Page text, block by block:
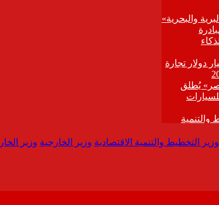
وزير التخطيط والتنمية الاقتصادية وزير الخارجية وزير